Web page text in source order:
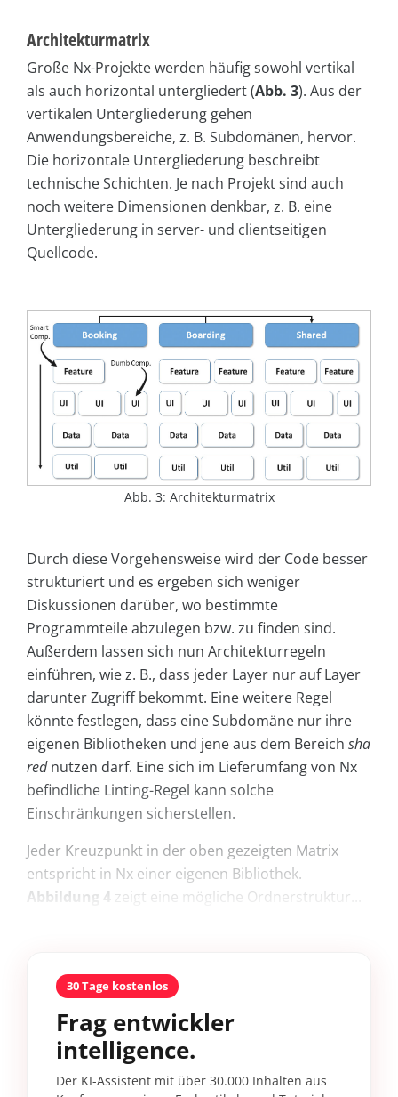
Architekturmatrix
Große Nx-Projekte werden häufig sowohl vertikal
als auch horizontal untergliedert (Abb. 3). Aus der
vertikalen Untergliederung gehen
Anwendungsbereiche, z. B. Subdomänen, hervor.
Die horizontale Untergliederung beschreibt
technische Schichten. Je nach Projekt sind auch
noch weitere Dimensionen denkbar, z. B. eine
Untergliederung in server- und clientseitigen
Quellcode.
Abb. 3: Architekturmatrix
Durch diese Vorgehensweise wird der Code besser
strukturiert und es ergeben sich weniger
Diskussionen darüber, wo bestimmte
Programmteile abzulegen bzw. zu finden sind.
Außerdem lassen sich nun Architekturregeln
einführen, wie z. B., dass jeder Layer nur auf Layer
darunter Zugriff bekommt. Eine weitere Regel
könnte festlegen, dass eine Subdomäne nur ihre
eigenen Bibliotheken und jene aus dem Bereich sha
rednutzen darf. Eine sich im Lieferumfang von Nx
befindliche Linting-Regel kann solche
Einschränkungen sicherstellen.
Jeder Kreuzpunkt in der oben gezeigten Matrix
entspricht in Nx einer eigenen Bibliothek.
Abbildung 4 zeigt eine mögliche Ordnerstruktur...
30 Tage kostenlos
Frag entwickler
intelligence.
Der KI-Assistent mit über 30.000 Inhalten aus